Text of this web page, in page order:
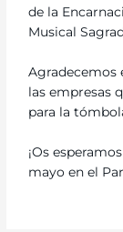
de la
Musical
Agradecemos
las empresas
para la
¡Os
mayo en el